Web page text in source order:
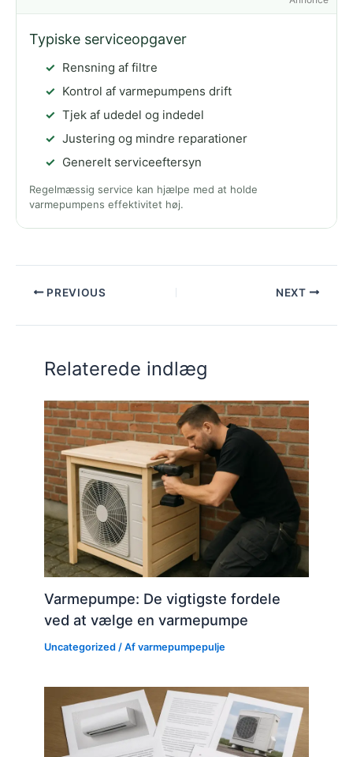
Typiske serviceopgaver
Rensning af filtre
Kontrol af varmepumpens drift
Tjek af udedel og indedel
Justering og mindre reparationer
Generelt serviceeftersyn
Regelmæssig service kan hjælpe med at holde
varmepumpens effektivitet høj.
PREVIOUS NEXT
Relaterede indlæg
Varmepumpe: De vigtigste fordele
ved at vælge en varmepumpe
Uncategorized / Afvarmepumpepulje